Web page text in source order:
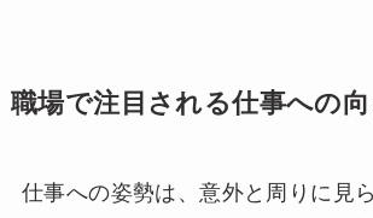
職場で注目される仕事への
仕事への姿勢は、意外と周りに見